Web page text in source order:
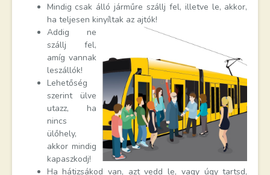
Mindig csak álló járműre szállj fel, illetve le, akkor,
ha teljesen kinyíltak az ajtók!
Addig ne
szállj fel,
amíg vannak
leszállók!
Lehetőség
szerint ülve
utazz, ha
nincs
ülőhely,
akkor mindig
kapaszkodj!
Ha hátizsákod van, azt vedd le, vagy úgy tartsd,